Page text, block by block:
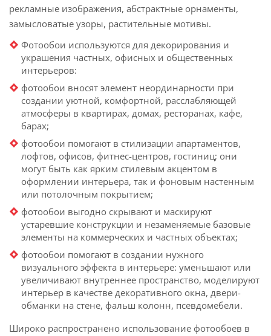
рекламные изображения, абстрактные орнаменты,
замысловатые узоры, растительные мотивы.
Фотообои используются для декорирования и
украшения частных, офисных и общественных
интерьеров:
фотообои вносят элемент неординарности при
создании уютной, комфортной, расслабляющей
атмосферы в квартирах, домах, ресторанах, кафе,
барах;
фотообои помогают в стилизации апартаментов,
лофтов, офисов, фитнес-центров, гостиниц; они
могут быть как ярким стилевым акцентом в
оформлении интерьера, так и фоновым настенным
или потолочным покрытием;
фотообои выгодно скрывают и маскируют
устаревшие конструкции и незаменяемые базовые
элементы на коммерческих и частных объектах;
фотообои помогают в создании нужного
визуального эффекта в интерьере: уменьшают или
увеличивают внутреннее пространство, моделируют
интерьер в качестве декоративного окна, двери-
обманки на стене, фальш колонн, псевдомебели.
Широко распространено использование фотообоев в